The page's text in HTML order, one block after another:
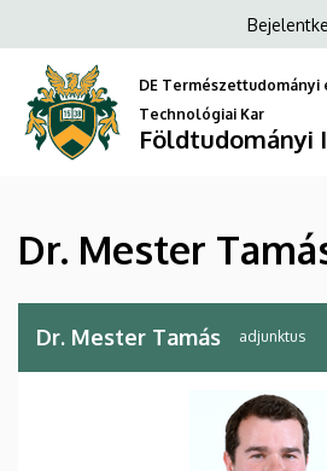
Mester
Tamás
Intézet
a
tartalomra
Anonim
fiók
menüje
DE Természettudományi
Technológiai Kar
Földtudományi
Dr. Mester
Dr. Mester Tamás adjunktus